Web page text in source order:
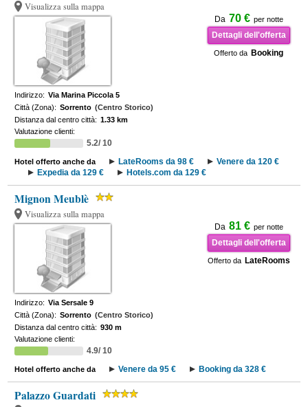
Visualizza sulla mappa
Da 70 € per notte
Dettagli dell'offerta
Offerto da Booking
Indirizzo: Via Marina Piccola 5
Città (Zona): Sorrento (Centro Storico)
Distanza dal centro città: 1.33 km
Valutazione clienti:
5.2/ 10
Hotel offerto anche da LateRooms da 98 €
Venere da 120 €
Expedia da 129 €
Hotels.com da 129 €
Mignon Meublè
Visualizza sulla mappa
Da 81 € per notte
Dettagli dell'offerta
Offerto da LateRooms
Indirizzo: Via Sersale 9
Città (Zona): Sorrento (Centro Storico)
Distanza dal centro città: 930 m
Valutazione clienti:
4.9/ 10
Hotel offerto anche da Venere da 95 € Booking da 328 €
Palazzo Guardati